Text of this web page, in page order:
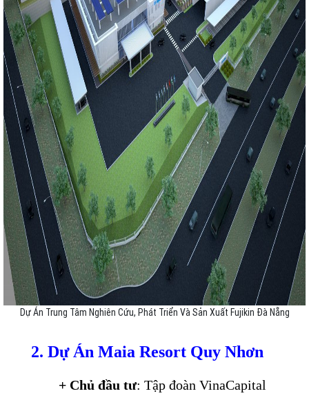
Dự Án Trung Tâm Nghiên Cứu, Phát Triển Và Sản Xuất Fujikin Đà Nẵng
2. Dự Án Maia Resort Quy Nhơn
+ Chủ đầu tư: Tập đoàn VinaCapital